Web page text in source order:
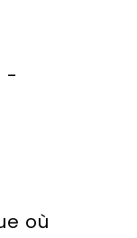
-
où